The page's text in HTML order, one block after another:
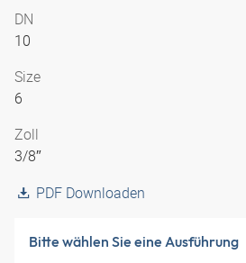
DN
10
Size
6
Zoll
3/8″
PDF Downloaden
Bitte wählen Sie eine Ausführung